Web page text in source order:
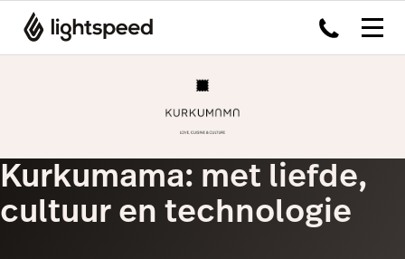
Kurkumama: met liefde,
cultuur en technologie